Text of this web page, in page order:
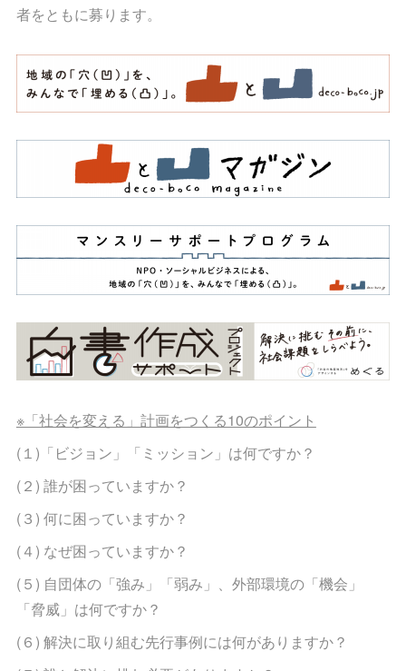
者をともに募ります。
※「社会を変える」計画をつくる10のポイント
(１)「ビジョン」「ミッション」は何ですか？
(２) 誰が困っていますか？
(３) 何に困っていますか？
(４) なぜ困っていますか？
(５) 自団体の「強み」「弱み」、外部環境の「機会」
「脅威」は何ですか？
(６) 解決に取り組む先行事例には何がありますか？